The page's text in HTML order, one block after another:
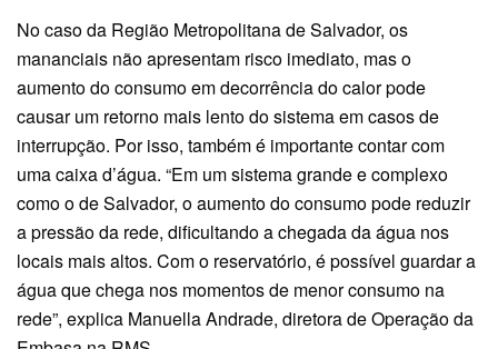
No caso da Região Metropolitana de Salvador, os
mananciais não apresentam risco imediato, mas o
aumento do consumo em decorrência do calor pode
causar um retorno mais lento do sistema em casos de
interrupção. Por isso, também é importante contar com
uma caixa d’água. “Em um sistema grande e complexo
como o de Salvador, o aumento do consumo pode reduzir
a pressão da rede, dificultando a chegada da água nos
locais mais altos. Com o reservatório, é possível guardar a
água que chega nos momentos de menor consumo na
rede”, explica Manuella Andrade, diretora de Operação da